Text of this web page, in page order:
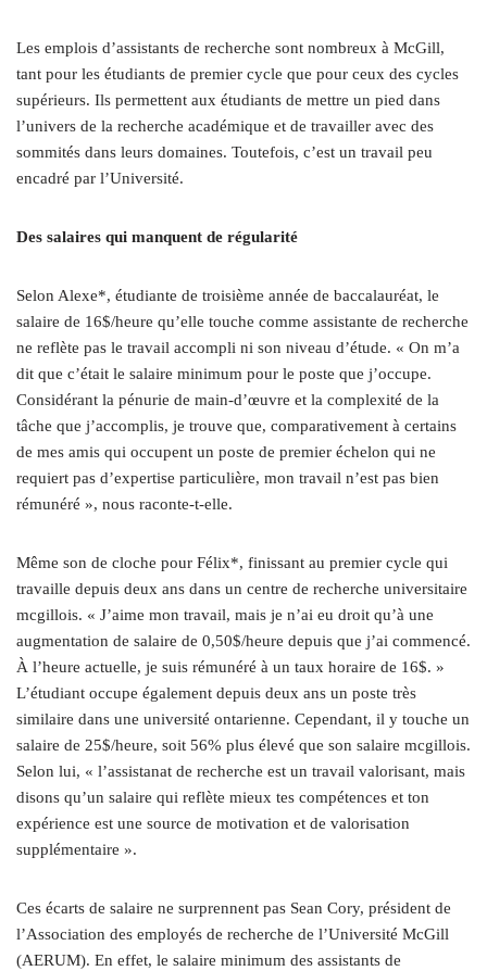
Les emplois d’assistants de recherche sont nombreux à McGill,
tant pour les étudiants de premier cycle que pour ceux des cycles
supérieurs. Ils permettent aux étudiants de mettre un pied dans
l’univers de la recherche académique et de travailler avec des
sommités dans leurs domaines. Toutefois, c’est un travail peu
encadré par l’Université.
Des salaires qui manquent de régularité
Selon Alexe*, étudiante de troisième année de baccalauréat, le
salaire de 16$/heure qu’elle touche comme assistante de recherche
ne reflète pas le travail accompli ni son niveau d’étude. « On m’a
dit que c’était le salaire minimum pour le poste que j’occupe.
Considérant la pénurie de main‑d’œuvre et la complexité de la
tâche que j’accomplis, je trouve que, comparativement à certains
de mes amis qui occupent un poste de premier échelon qui ne
requiert pas d’expertise particulière, mon travail n’est pas bien
rémunéré », nous raconte-t-elle.
Même son de cloche pour Félix*, finissant au premier cycle qui
travaille depuis deux ans dans un centre de recherche universitaire
mcgillois. « J’aime mon travail, mais je n’ai eu droit qu’à une
augmentation de salaire de 0,50$/heure depuis que j’ai commencé.
À l’heure actuelle, je suis rémunéré à un taux horaire de 16$. »
L’étudiant occupe également depuis deux ans un poste très
similaire dans une université ontarienne. Cependant, il y touche un
salaire de 25$/heure, soit 56% plus élevé que son salaire mcgillois.
Selon lui, « l’assistanat de recherche est un travail valorisant, mais
disons qu’un salaire qui reflète mieux tes compétences et ton
expérience est une source de motivation et de valorisation
supplémentaire ».
Ces écarts de salaire ne surprennent pas Sean Cory, président de
l’Association des employés de recherche de l’Université McGill
(AERUM). En effet, le salaire minimum des assistants de